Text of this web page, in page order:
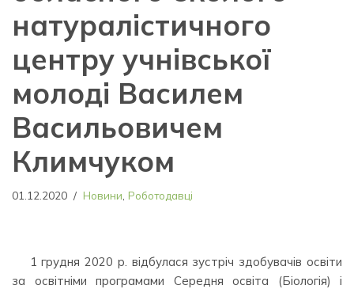
натуралістичного
центру учнівської
молоді Василем
Васильовичем
Климчуком
01.12.2020 Новини Роботодавці
1 грудня 2020 р. відбулася зустріч здобувачів освіти
за освітніми програмами Середня освіта (Біологія) і